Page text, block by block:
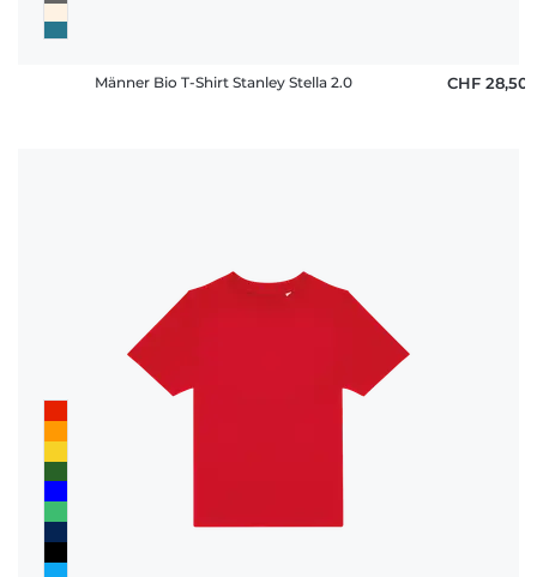
Männer Bio T-Shirt Stanley Stella 2.0 CHF 28,50